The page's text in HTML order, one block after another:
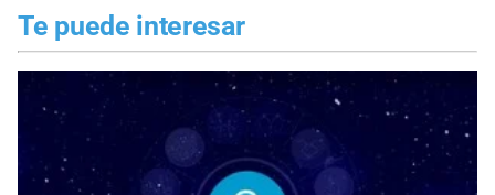
Te puede interesar